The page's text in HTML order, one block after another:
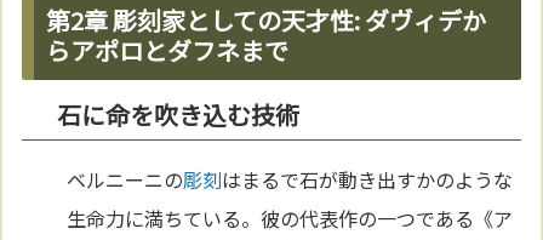
第2章 彫刻家としての天才性: ダヴィデか
らアポロとダフネまで
石に命を吹き込む技術
ベルニーニの彫刻はまるで石が動き出すかのような
生命力に満ちている。彼の代表作の一つである《ア